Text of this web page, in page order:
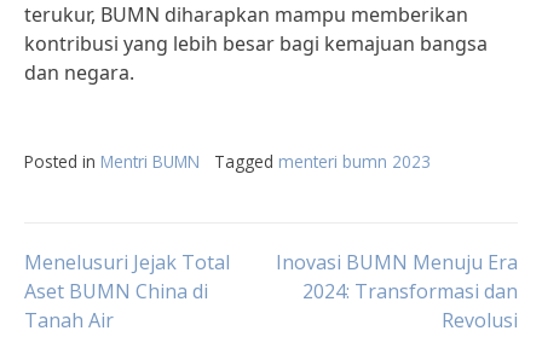
terukur, BUMN diharapkan mampu memberikan
kontribusi yang lebih besar bagi kemajuan bangsa
dan negara.
Posted in Mentri BUMN Tagged menteri bumn 2023
Post
navigation
Menelusuri Jejak Total
Aset BUMN China di
Tanah Air
Inovasi BUMN Menuju Era
2024: Transformasi dan
Revolusi